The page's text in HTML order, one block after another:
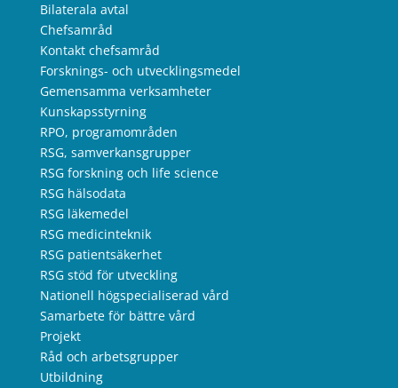
Bilaterala avtal
Chefsamråd
Kontakt chefsamråd
Forsknings- och utvecklingsmedel
Gemensamma verksamheter
Kunskapsstyrning
RPO, programområden
RSG, samverkansgrupper
RSG forskning och life science
RSG hälsodata
RSG läkemedel
RSG medicinteknik
RSG patientsäkerhet
RSG stöd för utveckling
Nationell högspecialiserad vård
Samarbete för bättre vård
Projekt
Råd och arbetsgrupper
Utbildning